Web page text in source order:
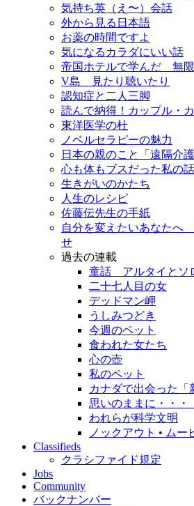
気持ち英（え〜）会話
外から見る日本語
お薬の時間ですよ
気になるカラダにいい話
帝国ホテルで学んだ 無
V島 見たり聴いたり
認知症と二人三脚
読んで納得！カップル・
東洋医学の杜
ノベルセラピーの魅力
日本の親のこと「遠隔介護
心も体もブスだった私の話
生きがいのかたち
人生のレシピ
佐藤伝先生の手紙
自分を変えたいあなたへ
せ
過去の連載
童話 アルタイとソ
二十七人目の女
デッドマン岬
うしみつどき
今週のペット
食われた女たち
心の壺
私のペット
カナダで出会った「
思いのままに・・
われらが科学文明
ノックアウト • ムー
Classifieds
クラシファイド規定
Jobs
Community
バックナンバー